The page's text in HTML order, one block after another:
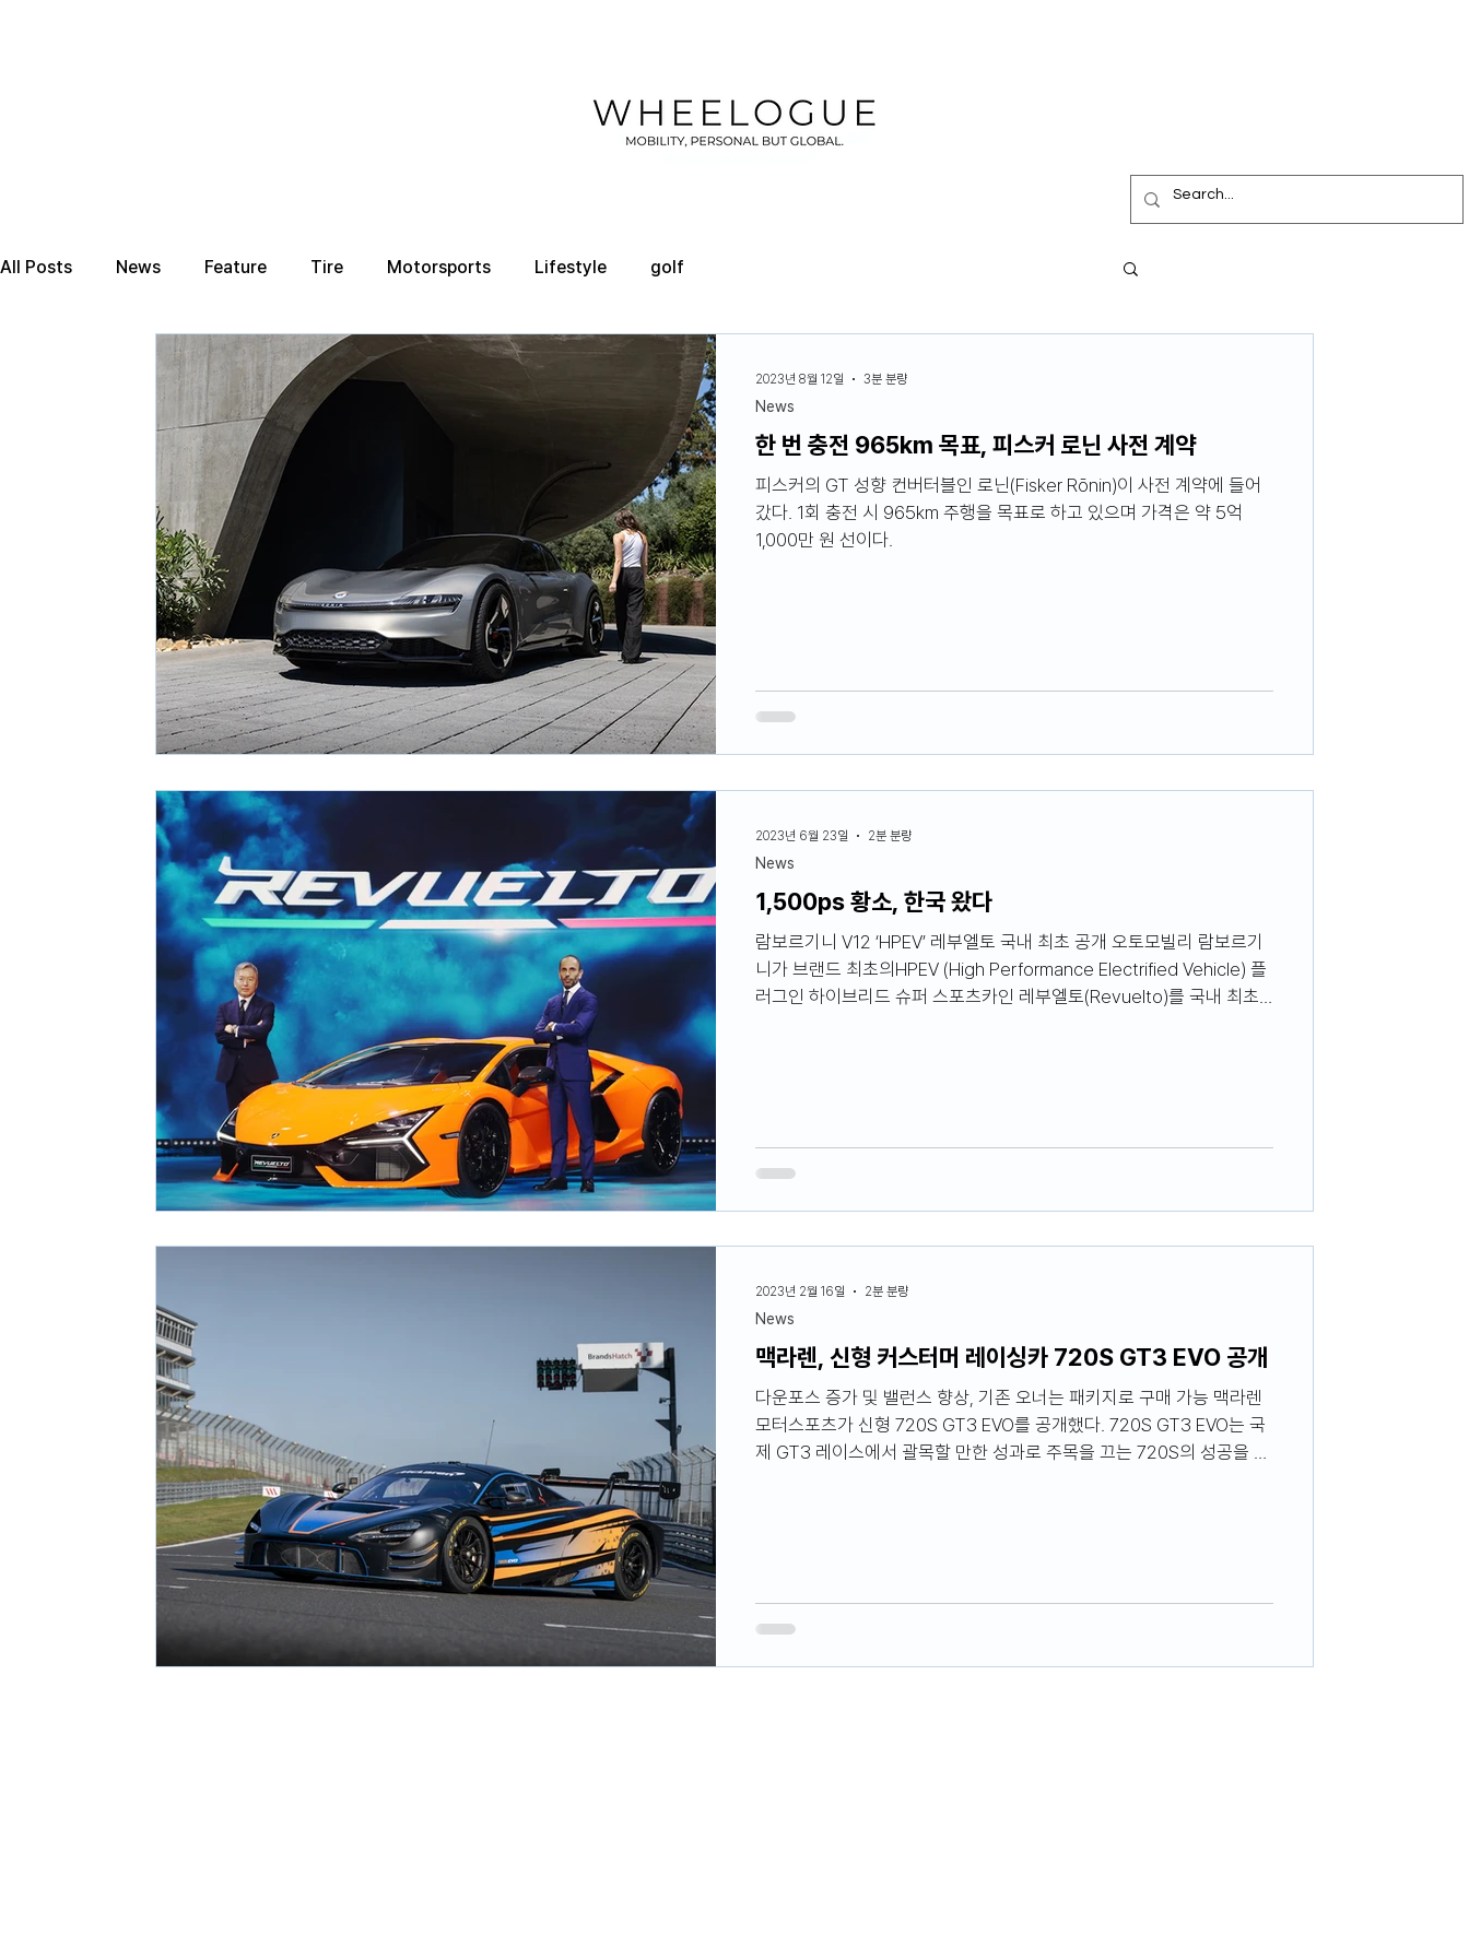
All Posts News Feature Tire Motorsports Lifestyle golf
한 번 충전 965km 목표, 피스커 로닌 사전 계약
피스커의 GT 성향 컨버터블인 로닌(Fisker Rōnin)이 사전 계약에 들어
갔다. 1회 충전 시 965km 주행을 목표로 하고 있으며 가격은 약 5억
1,000만 원 선이다.
News
2023년 8월 12일 3분 분량
1,500ps 황소, 한국 왔다
람보르기니 V12 ‘HPEV’ 레부엘토 국내 최초 공개 오토모빌리 람보르기
니가 브랜드 최초의HPEV (High Performance Electrified Vehicle) 플
러그인 하이브리드 슈퍼 스포츠카인 레부엘토(Revuelto)를 국내 최초
News
2023년 6월 23일 2분 분량
맥라렌, 신형 커스터머 레이싱카 720S GT3 EVO 공개
다운포스 증가 및 밸런스 향상, 기존 오너는 패키지로 구매 가능 맥라렌
모터스포츠가 신형 720S GT3 EVO를 공개했다. 720S GT3 EVO는 국
제 GT3 레이스에서 괄목할 만한 성과로 주목을 끄는 720S의 성공을 기
News
2023년 2월 16일 2분 분량